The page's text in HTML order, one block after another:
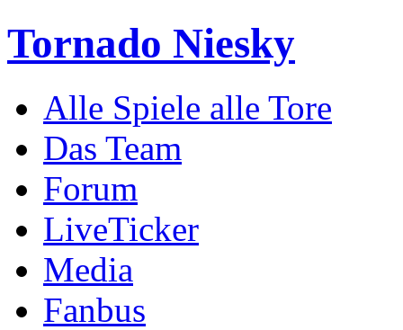
Tornado Niesky
Alle Spiele alle Tore
Das Team
Forum
LiveTicker
Media
Fanbus